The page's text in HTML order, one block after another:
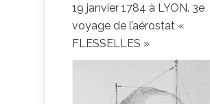
19 janvier 1784 à LYON. 3e
voyage de l’aérostat «
FLESSELLES »